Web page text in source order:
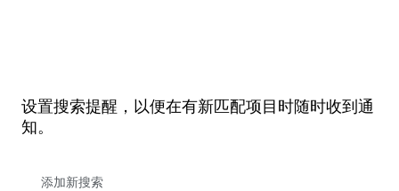
设置搜索提醒，以便在有新匹配项目时随时收到通
知。